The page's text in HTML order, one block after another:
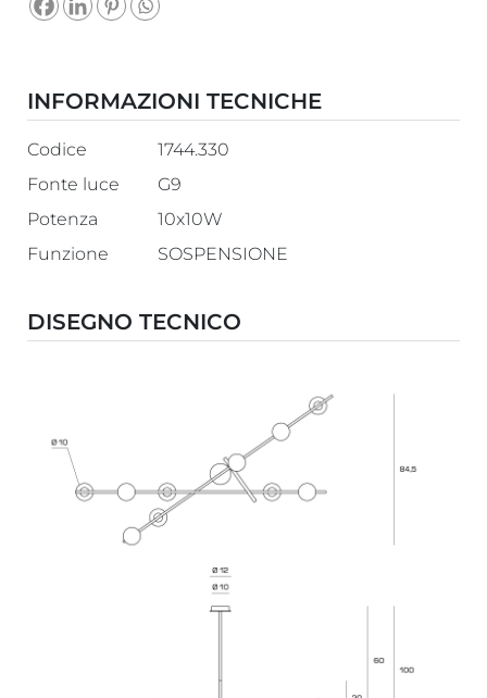
INFORMAZIONI TECNICHE
Codice
1744.330
Fonte luce
G9
Potenza
10x10W
Funzione
SOSPENSIONE
DISEGNO TECNICO